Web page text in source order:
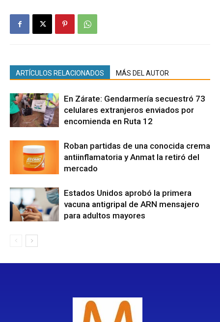
ARTÍCULOS RELACIONADOS MÁS DEL AUTOR
En Zárate: Gendarmería secuestró 73
celulares extranjeros enviados por
encomienda en Ruta 12
Roban partidas de una conocida crema
antiinflamatoria y Anmat la retiró del
mercado
Estados Unidos aprobó la primera
vacuna antigripal de ARN mensajero
para adultos mayores